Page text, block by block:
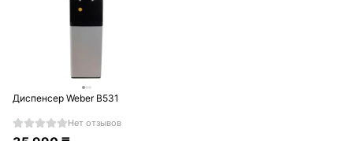
Диспенсер Weber B531
Нет отзывов